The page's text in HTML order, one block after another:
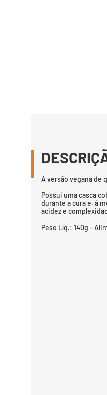
A versão vegana de
Possui uma casca
durante a cura e, à
acidez e
Peso Líq.: 140g -